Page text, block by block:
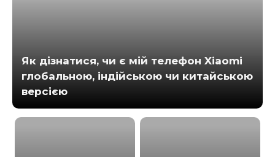
Як дізнатися, чи є мій телефон Xiaomi
глобальною, індійською чи китайською
версією